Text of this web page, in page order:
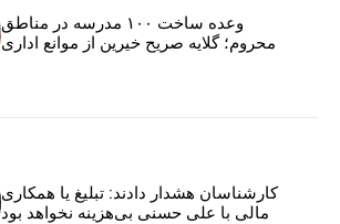
وعده ساخت ۱۰۰ مدرسه در مناطق
محروم؛ گلایه صریح خیرین از موانع اداری
کارشناسان هشدار دادند: تبلیغ یا همکاری
مالی با علی حسنی بی‌هزینه نخواهد بود